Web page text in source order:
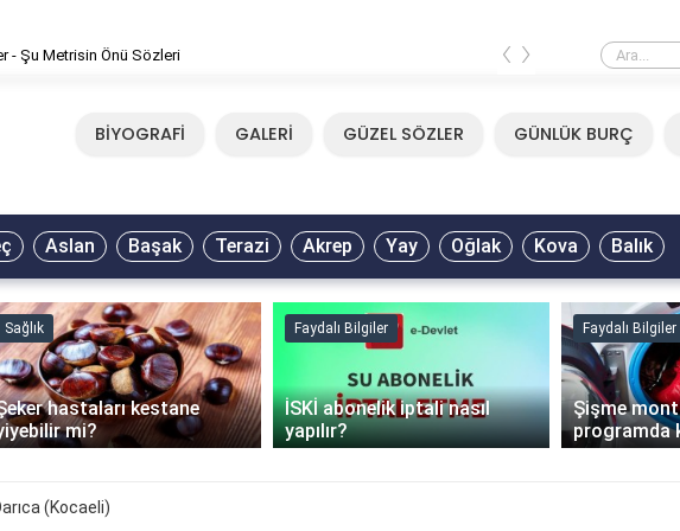
- Şu Metrisin Önü Sözleri Mirkelam - Tavla
‹ ›
BİYOGRAFİ GALERİ GÜZEL SÖZLER GÜNLÜK BURÇ
Aslan Başak Terazi Akrep Yay Oğlak Kova Balık
Sağlık
hastaları kestane
mi?
Faydalı Bilgiler
İSKİ abonelik iptali nasıl
yapılır?
Faydalı Bilgiler
Şişme
programda
(Kocaeli)